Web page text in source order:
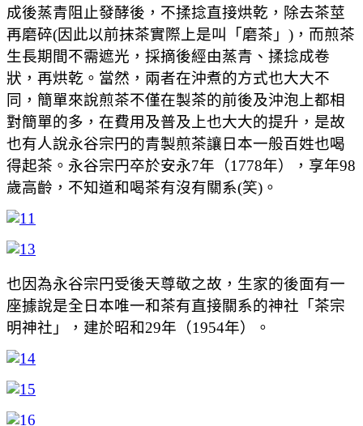
成後蒸青阻止發酵後，不揉捻直接烘乾，除去茶莖
再磨碎(因此以前抹茶實際上是叫「磨茶」)，而煎茶
生長期間不需遮光，採摘後經由蒸青、揉捻成卷
狀，再烘乾。當然，兩者在沖煮的方式也大大不
同，簡單來說煎茶不僅在製茶的前後及沖泡上都相
對簡單的多，在費用及普及上也大大的提升，是故
也有人說永谷宗円的青製煎茶讓日本一般百姓也喝
得起茶。永谷宗円卒於安永7年（1778年），享年98
歲高齡，不知道和喝茶有沒有關系(笑)。
也因為永谷宗円受後天尊敬之故，生家的後面有一
座據說是全日本唯一和茶有直接關系的神社「茶宗
明神社」，建於昭和29年（1954年）。